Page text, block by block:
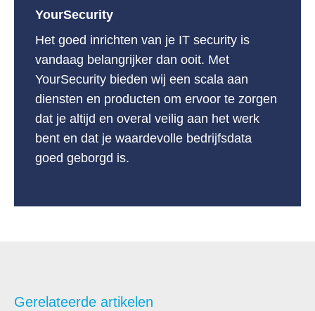
YourSecurity
Het goed inrichten van je IT security is
vandaag belangrijker dan ooit. Met
YourSecurity bieden wij een scala aan
diensten en producten om ervoor te zorgen
dat je altijd en overal veilig aan het werk
bent en dat je waardevolle bedrijfsdata
goed geborgd is.
Gerelateerde artikelen